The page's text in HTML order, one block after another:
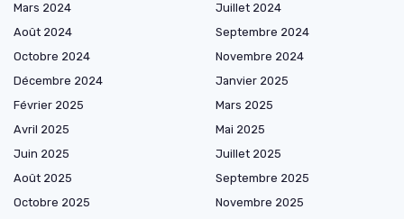
Mars 2024
Juillet 2024
Août 2024
Septembre 2024
Octobre 2024
Novembre 2024
Décembre 2024
Janvier 2025
Février 2025
Mars 2025
Avril 2025
Mai 2025
Juin 2025
Juillet 2025
Août 2025
Septembre 2025
Octobre 2025
Novembre 2025